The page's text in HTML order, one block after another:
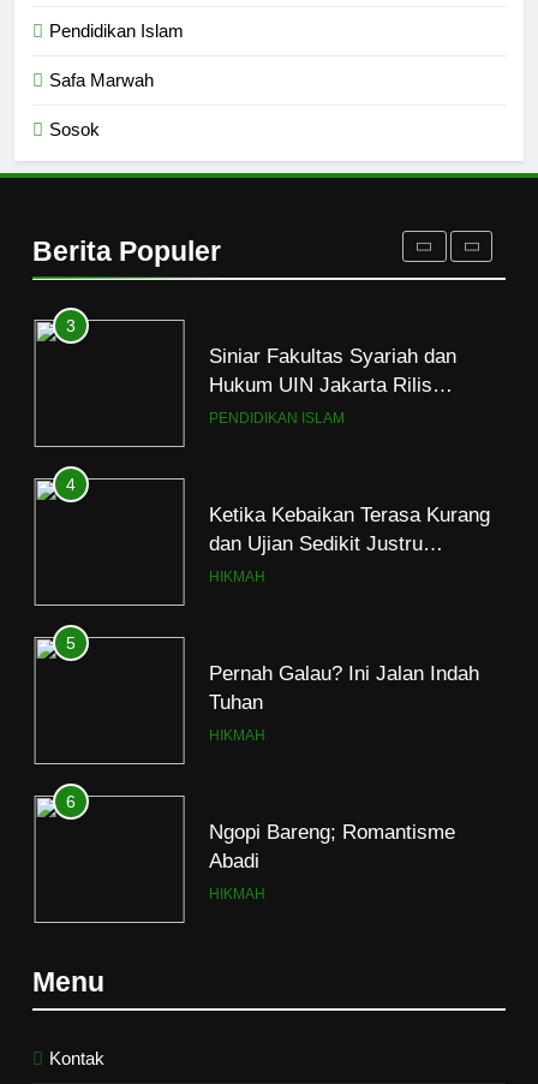
Pendidikan Islam
Safa Marwah
Sosok
Berita Populer
2
ke Masyarakat Lewat Camping
Dakwah Ramadan
PENDIDIKAN ISLAM
3
Siniar Fakultas Syariah dan
Hukum UIN Jakarta Rilis
Program Fikih Genzi Selama
PENDIDIKAN ISLAM
4
Ketika Kebaikan Terasa Kurang
dan Ujian Sedikit Justru
Menjerumuskan
HIKMAH
5
Pernah Galau? Ini Jalan Indah
Tuhan
HIKMAH
6
Ngopi Bareng; Romantisme
Abadi
HIKMAH
Kopi Beneran Versus Kopi Darat
Menu
Kontak